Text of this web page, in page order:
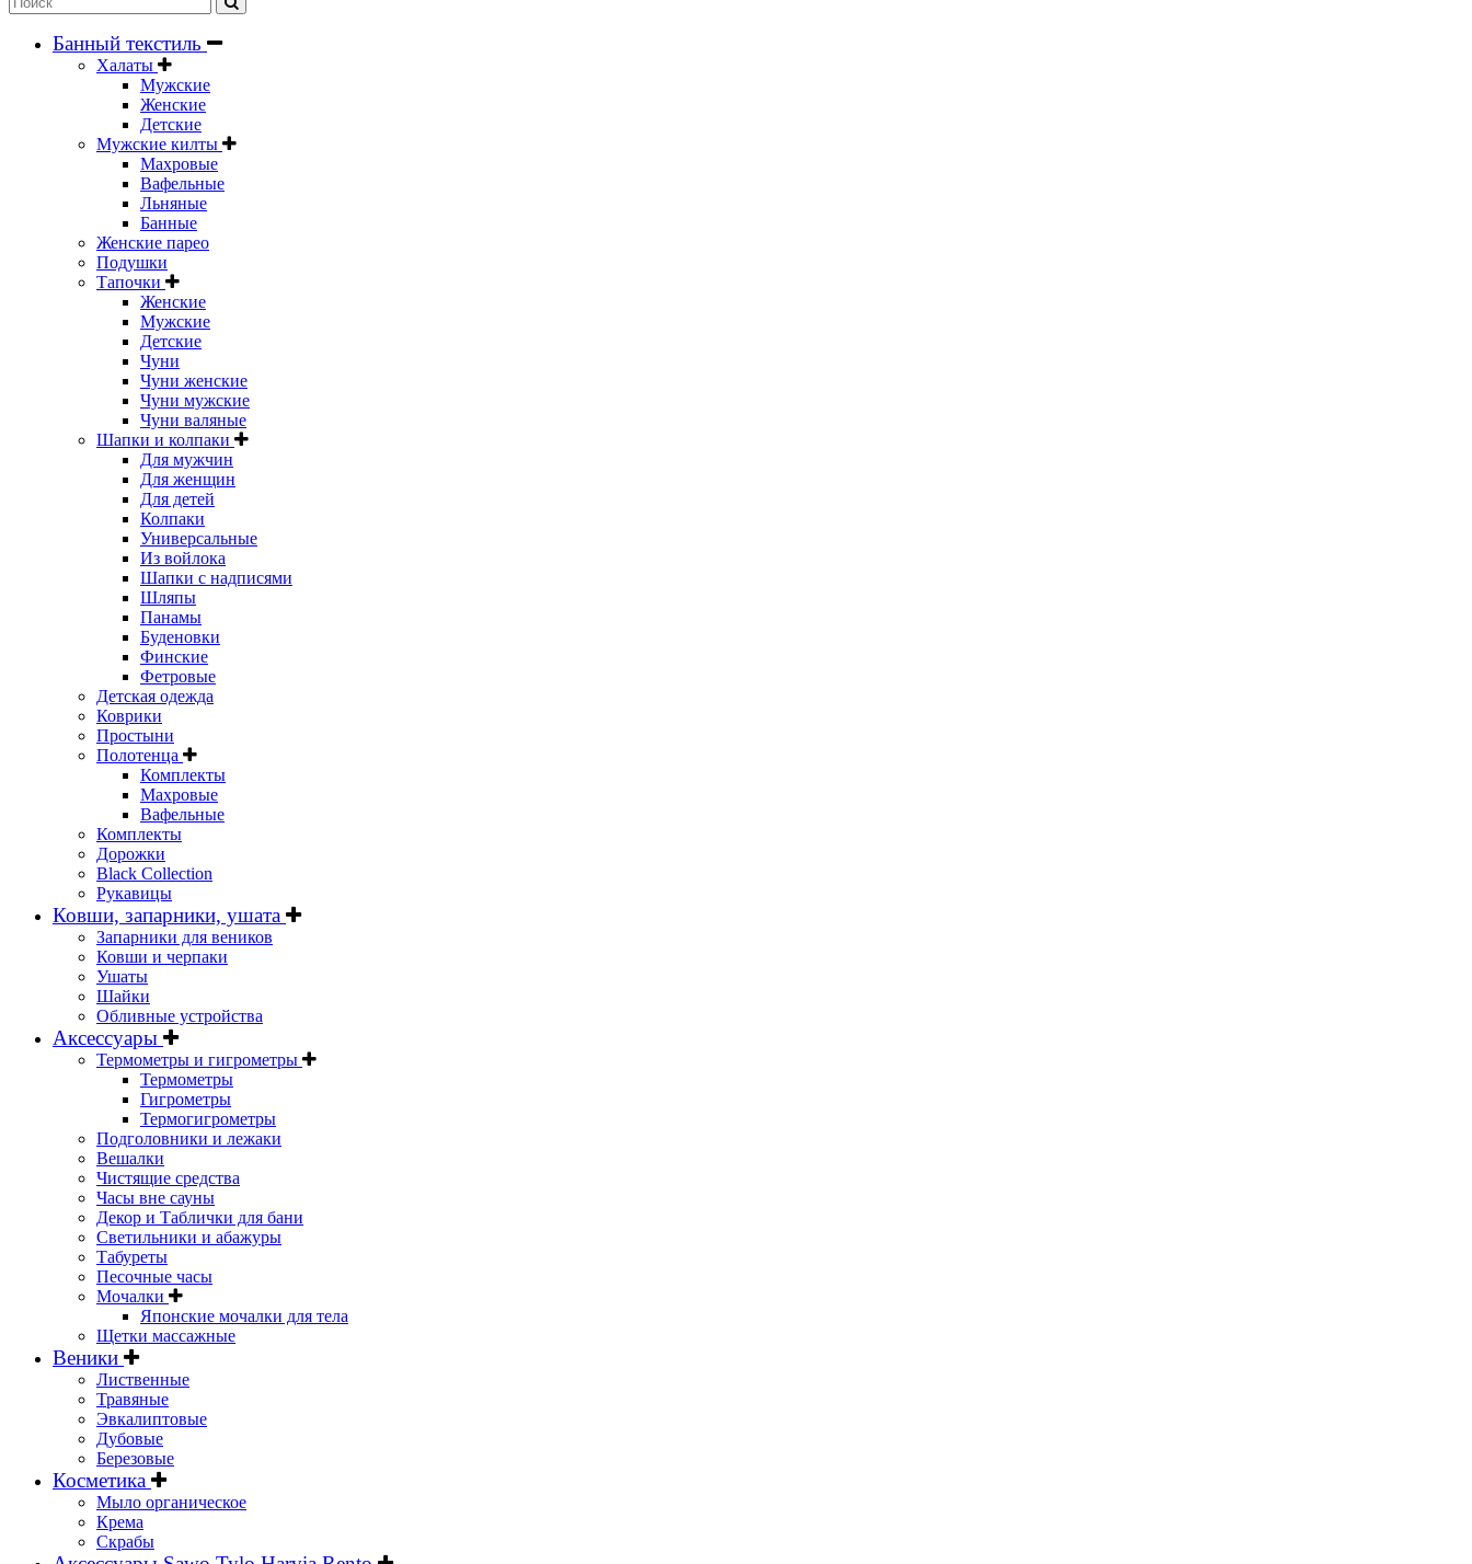
Банный текстиль
Халаты
Мужские
Женские
Детские
Мужские килты
Махровые
Вафельные
Льняные
Банные
Женские парео
Подушки
Тапочки
Женские
Мужские
Детские
Чуни
Чуни женские
Чуни мужские
Чуни валяные
Шапки и колпаки
Для мужчин
Для женщин
Для детей
Колпаки
Универсальные
Из войлока
Шапки с надписями
Шляпы
Панамы
Буденовки
Финские
Фетровые
Детская одежда
Коврики
Простыни
Полотенца
Комплекты
Махровые
Вафельные
Комплекты
Дорожки
Black Collection
Рукавицы
Ковши, запарники, ушата
Запарники для веников
Ковши и черпаки
Ушаты
Шайки
Обливные устройства
Аксессуары
Термометры и гигрометры
Термометры
Гигрометры
Термогигрометры
Подголовники и лежаки
Вешалки
Чистящие средства
Часы вне сауны
Декор и Таблички для бани
Светильники и абажуры
Табуреты
Песочные часы
Мочалки
Японские мочалки для тела
Щетки массажные
Веники
Лиственные
Травяные
Эвкалиптовые
Дубовые
Березовые
Косметика
Мыло органическое
Крема
Скрабы